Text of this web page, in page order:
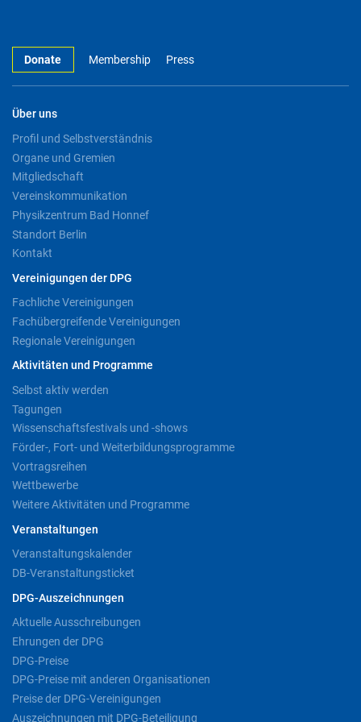
Donate Membership Press
Über uns
Profil und Selbstverständnis
Organe und Gremien
Mitgliedschaft
Vereinskommunikation
Physikzentrum Bad Honnef
Standort Berlin
Kontakt
Vereinigungen der DPG
Fachliche Vereinigungen
Fachübergreifende Vereinigungen
Regionale Vereinigungen
Aktivitäten und Programme
Selbst aktiv werden
Tagungen
Wissenschaftsfestivals und -shows
Förder-, Fort- und Weiterbildungsprogramme
Vortragsreihen
Wettbewerbe
Weitere Aktivitäten und Programme
Veranstaltungen
Veranstaltungskalender
DB-Veranstaltungsticket
DPG-Auszeichnungen
Aktuelle Ausschreibungen
Ehrungen der DPG
DPG-Preise
DPG-Preise mit anderen Organisationen
Preise der DPG-Vereinigungen
Auszeichnungen mit DPG-Beteiligung